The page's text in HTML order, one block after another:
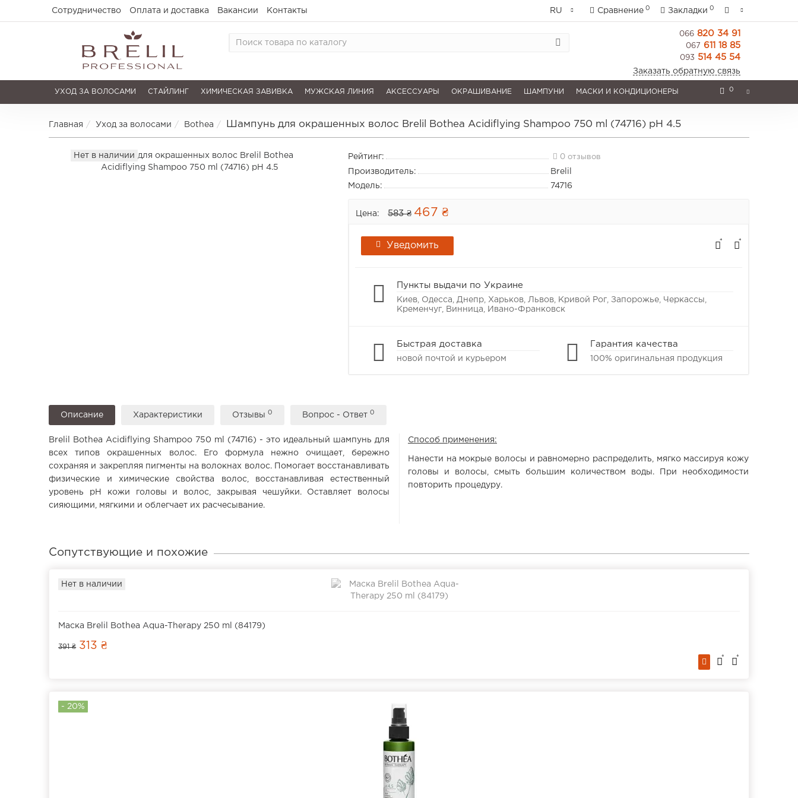
Сотрудничество Оплата и доставка Вакансии Контакты RU Сравнение 0 Закладки 0
066820 34 91
067 611 18 85
093 514 45 54
Заказать обратную связь
УХОД ЗА ВОЛОСАМИ СТАЙЛИНГ ХИМИЧЕСКАЯ ЗАВИВКА МУЖСКАЯ ЛИНИЯ АКСЕССУАРЫ ОКРАШИВАНИЕ ШАМПУНИ МАСКИ И КОНДИЦИОНЕРЫ 0
Главная Уход за волосами Bothea Шампунь для окрашенных волос Brelil Bothea Acidiflying Shampoo 750 ml (74716) pH 4.5
Нет в наличии Рейтинг: 0 отзывов
Производитель:
Brelil
Модель:
74716
Цена: 583 ₴ 467 ₴
Уведомить
Пункты выдачи по Украине
Киев, Одесса, Днепр, Харьков, Львов, Кривой Рог, Запорожье, Черкассы,
Кременчуг, Винница, Ивано-Франковск
Быстрая доставка
новой почтой и курьером
Гарантия качества
100% оригинальная продукция
Описание Характеристики Отзывы0 Вопрос - Ответ0
Brelil Bothea Acidiflying Shampoo 750 ml (74716) - это идеальный шампунь для
всех типов окрашенных волос. Его формула нежно очищает, бережно
сохраняя и закрепляя пигменты на волокнах волос. Помогает восстанавливать
физические и химические свойства волос, восстанавливая естественный
уровень pH кожи головы и волос, закрывая чешуйки. Оставляет волосы
сияющими, мягкими и облегчает их расчесывание.
Способ применения:
Нанести на мокрые волосы и равномерно распределить, мягко массируя кожу
головы и волосы, смыть большим количеством воды. При необходимости
повторить процедуру.
Сопутствующие и похожие
Нет в наличии
Маска Brelil Bothea Aqua-Therapy 250 ml (84179)
391 ₴ 313 ₴
- 20%